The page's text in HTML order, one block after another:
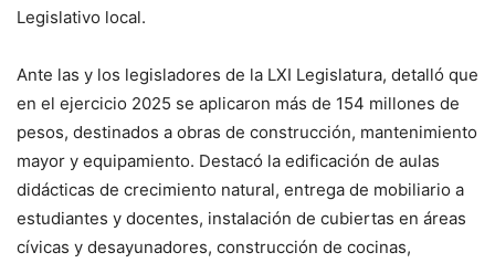
Legislativo local.
Ante las y los legisladores de la LXI Legislatura, detalló que
en el ejercicio 2025 se aplicaron más de 154 millones de
pesos, destinados a obras de construcción, mantenimiento
mayor y equipamiento. Destacó la edificación de aulas
didácticas de crecimiento natural, entrega de mobiliario a
estudiantes y docentes, instalación de cubiertas en áreas
cívicas y desayunadores, construcción de cocinas,